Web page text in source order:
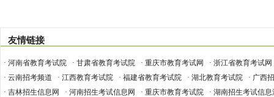
友情链接
· 河南省教育考试院 · 甘肃省教育考试院 · 重庆市教育考试网
· 浙江省教育考试网
· 云南招考频道
· 江西教育考试院 · 福建省教育考试院 · 湖北教育考试院
· 广西
· 吉林招生信息网
· 河南招生考试信息网 · 重庆市教育考试院
· 湖南招生考试信息